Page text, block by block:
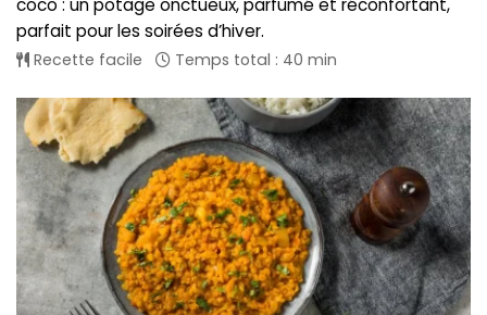
coco : un potage onctueux, parfumé et réconfortant,
parfait pour les soirées d’hiver.
Recette facile Temps total : 40 min